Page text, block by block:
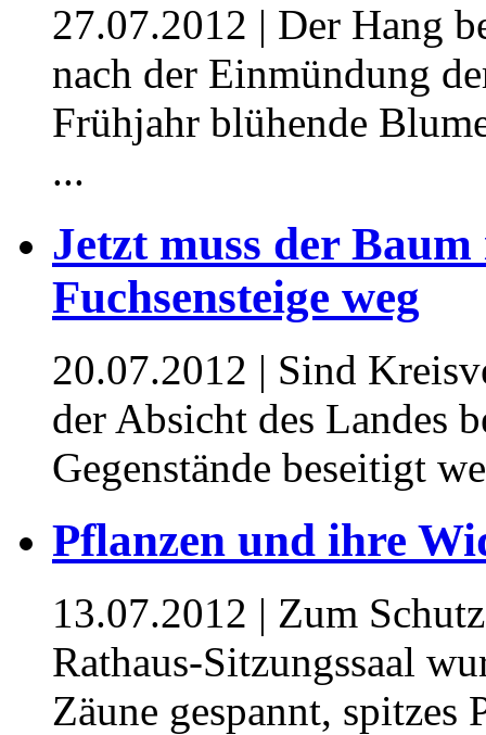
27.07.2012 | Der Hang
nach der Einmündung
Frühjahr blühende
...
Jetzt muss der
Fuchsensteige weg
20.07.2012 | Sind
der Absicht des Landes
Gegenstände beseitigt
Pflanzen und ihre
13.07.2012 | Zum
Rathaus-Sitzungssaal
Zäune gespannt, spitzes